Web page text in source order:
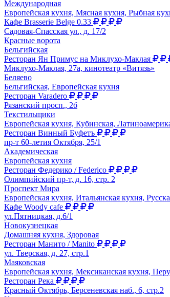
Международная
Европейская кухня, Мясная кухня, Рыбная
Кафе Brasserie Belge 0.33
Садовая-Спасская ул., д. 17/2
Красные ворота
Бельгийская
Ресторан Ян Примус на Миклухо-Маклая
Миклухо-Маклая, 27а, кинотеатр «Витязь»
Беляево
Бельгийская, Европейская кухня
Ресторан Varadero
Рязанский просп., 2б
Текстильщики
Европейская кухня, Кубинская,
Ресторан Винный Буфетъ
пр-т 60-летия Октября, 25/1
Академическая
Европейская кухня
Ресторан Федерико / Federico
Олимпийский пр-т, д. 16, стр. 2
Проспект Мира
Европейская кухня, Итальянская кухня,
Кафе Woody cafe
ул.Пятницкая, д.6/1
Новокузнецкая
Домашняя кухня, Здоровая
Ресторан Манито / Manito
ул. Тверская, д. 27, стр.1
Маяковская
Европейская кухня, Мексиканская кухня,
Ресторан Река
Красный Октябрь, Берсеневская наб., 6, стр.2